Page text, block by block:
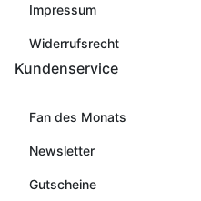
Impressum
Widerrufsrecht
Kundenservice
Fan des Monats
Newsletter
Gutscheine